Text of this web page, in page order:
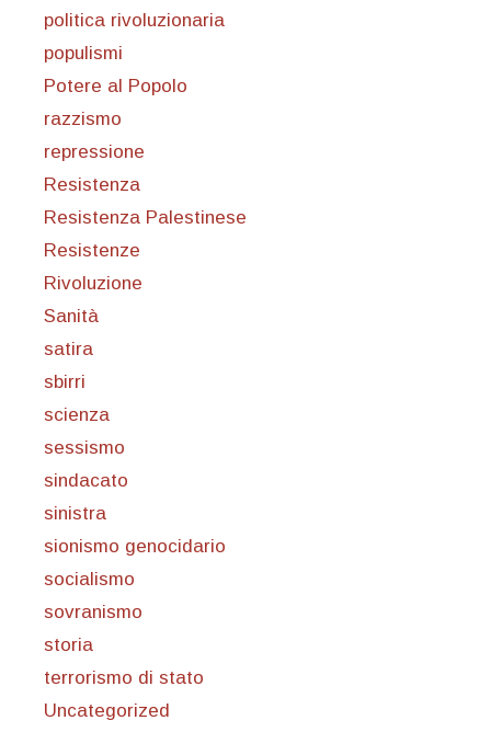
politica rivoluzionaria
populismi
Potere al Popolo
razzismo
repressione
Resistenza
Resistenza Palestinese
Resistenze
Rivoluzione
Sanità
satira
sbirri
scienza
sessismo
sindacato
sinistra
sionismo genocidario
socialismo
sovranismo
storia
terrorismo di stato
Uncategorized